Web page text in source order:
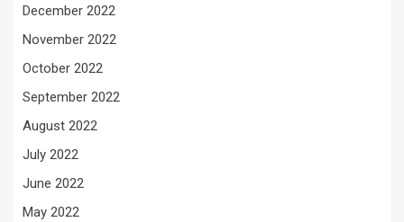
December 2022
November 2022
October 2022
September 2022
August 2022
July 2022
June 2022
May 2022